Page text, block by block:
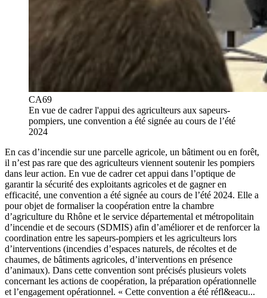
CA69
En vue de cadrer l'appui des agriculteurs aux sapeurs-
pompiers, une convention a été signée au cours de l’été
2024
En cas d’incendie sur une parcelle agricole, un bâtiment ou en forêt,
il n’est pas rare que des agriculteurs viennent soutenir les pompiers
dans leur action. En vue de cadrer cet appui dans l’optique de
garantir la sécurité des exploitants agricoles et de gagner en
efficacité, une convention a été signée au cours de l’été 2024. Elle a
pour objet de formaliser la coopération entre la chambre
d’agriculture du Rhône et le service départemental et métropolitain
d’incendie et de secours (SDMIS) afin d’améliorer et de renforcer la
coordination entre les sapeurs-pompiers et les agriculteurs lors
d’interventions (incendies d’espaces naturels, de récoltes et de
chaumes, de bâtiments agricoles, d’interventions en présence
d’animaux). Dans cette convention sont précisés plusieurs volets
concernant les actions de coopération, la préparation opérationnelle
et l’engagement opérationnel. « Cette convention a été réfl&eacu...